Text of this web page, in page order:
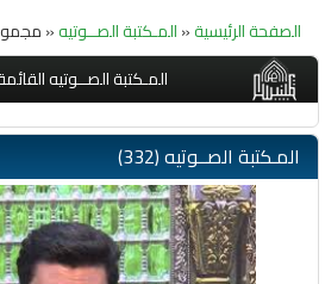
الصفحة الرئيسية«المـكتبة الصــوتيه« مجموع
المـكتبة الصــوتيه
المـكتبة الصــوتيه (332)